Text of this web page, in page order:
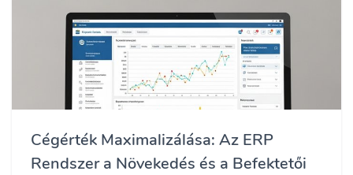
Cégérték Maximalizálása: Az ERP
Rendszer a Növekedés és a Befektetői